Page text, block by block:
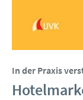
In der Praxis